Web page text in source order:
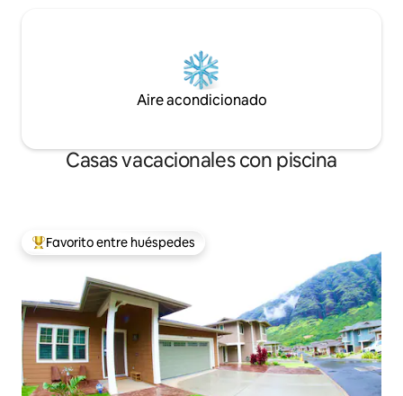
Aire acondicionado
Casas vacacionales con piscina
Favorito entre huéspedes preferido
Favorito entre huéspedes